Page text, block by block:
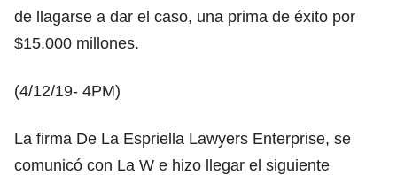
de llagarse a dar el caso, una prima de éxito por
$15.000 millones.
(4/12/19- 4PM)
La firma De La Espriella Lawyers Enterprise, se
comunicó con La W e hizo llegar el siguiente